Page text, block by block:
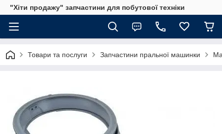
"Хіти продажу" запчастини для побутової техніки
Товари та послуги Запчастини пральної машинки